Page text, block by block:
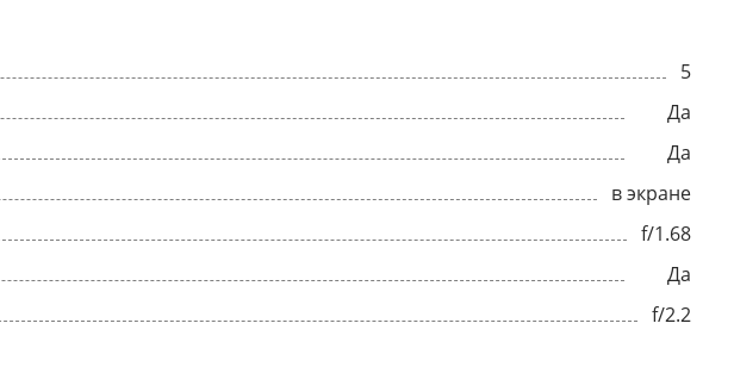
5
Да
Да
в экране
f/1.68
Да
f/2.2